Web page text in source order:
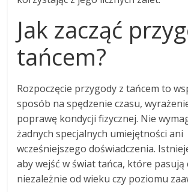
Jak zacząć
tańcem?
Rozpoczęcie przygody z tańcem to
sposób na spędzenie czasu,
poprawę kondycji fizycznej. Nie
żadnych specjalnych umiejętności ani
wcześniejszego doświadczenia.
aby wejść w świat tańca, które pasują
niezależnie od wieku czy poziomu